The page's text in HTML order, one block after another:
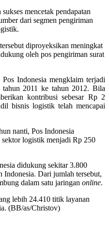
mencetak pendapatan
dari segmen pengiriman
diproyeksikan meningkat
oleh pos pengiriman surat
Indonesia mengklaim terjadi
2011 ke tahun 2012. Bila
kontribusi sebesar Rp 2
bisnis logistik telah mencapai
nanti, Pos Indonesia
sektor logistik menjadi Rp 250
didukung sekitar 3.800
Indonesia. Dari jumlah tersebut,
dalam satu jaringan online.
lebih 24.410 titik layanan
(BB/as/Christov)